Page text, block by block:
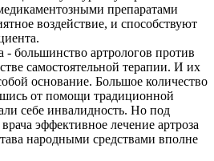
препаратами
воздействие, и способствуют
большинство артрологов против
самостоятельной терапии. И их
основание. Большое количество
от помощи традиционной
себе инвалидность. Но под
эффективное лечение артроза
народными средствами вполне